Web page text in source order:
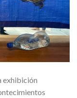
exhibición